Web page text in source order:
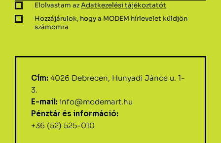
Elolvastam azAdatkezelési tájékoztatót
Hozzájárulok, hogy a MODEM hírlevelet küldjön
számomra
Cím: 4026 Debrecen, Hunyadi János u. 1-
3.
E-mail: info@modemart.hu
Pénztár és információ:
+36 (52) 525-010